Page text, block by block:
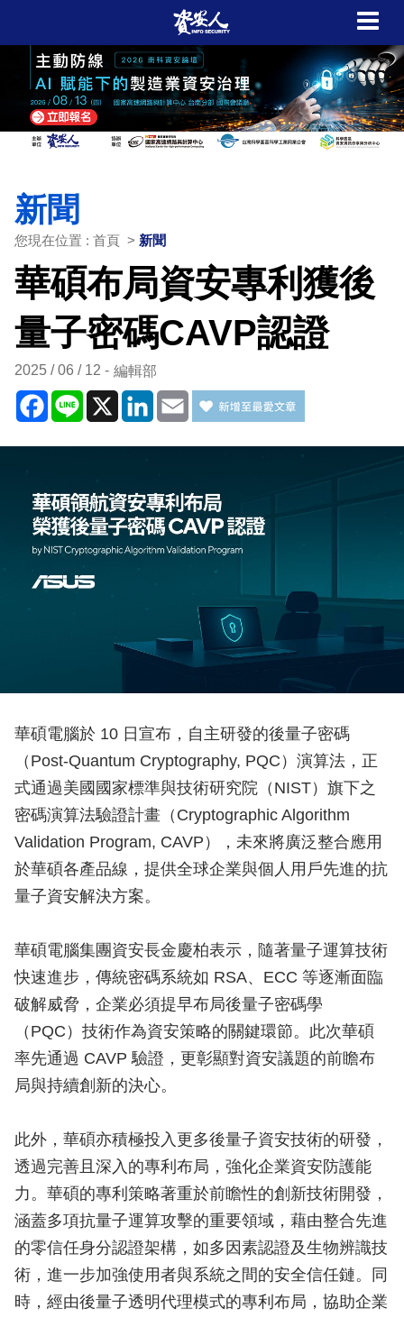
新聞
您現在位置 : 首頁 > 新聞
華碩布局資安專利獲後
量子密碼CAVP認證
2025 / 06 / 12 編輯部
Facebook
Line X LinkedIn
Email
華碩電腦於 10 日宣布，自主研發的後量子密碼
（Post-Quantum Cryptography, PQC）演算法，正
式通過美國國家標準與技術研究院（NIST）旗下之
密碼演算法驗證計畫（Cryptographic Algorithm
Validation Program, CAVP），未來將廣泛整合應用
於華碩各產品線，提供全球企業與個人用戶先進的抗
量子資安解決方案。
華碩電腦集團資安長金慶柏表示，隨著量子運算技術
快速進步，傳統密碼系統如 RSA、ECC 等逐漸面臨
破解威脅，企業必須提早布局後量子密碼學
（PQC）技術作為資安策略的關鍵環節。此次華碩
率先通過 CAVP 驗證，更彰顯對資安議題的前瞻布
局與持續創新的決心。
此外，華碩亦積極投入更多後量子資安技術的研發，
透過完善且深入的專利布局，強化企業資安防護能
力。華碩的專利策略著重於前瞻性的創新技術開發，
涵蓋多項抗量子運算攻擊的重要領域，藉由整合先進
的零信任身分認證架構，如多因素認證及生物辨識技
術，進一步加強使用者與系統之間的安全信任鏈。同
時，經由後量子透明代理模式的專利布局，協助企業